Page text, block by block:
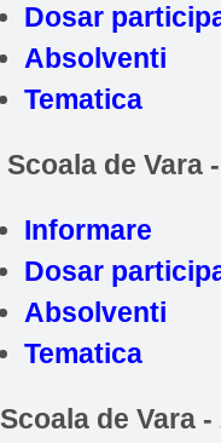
Dosar
Absolventi
Tematica
Scoala de Vara
Informare
Dosar
Absolventi
Tematica
Scoala de Vara -